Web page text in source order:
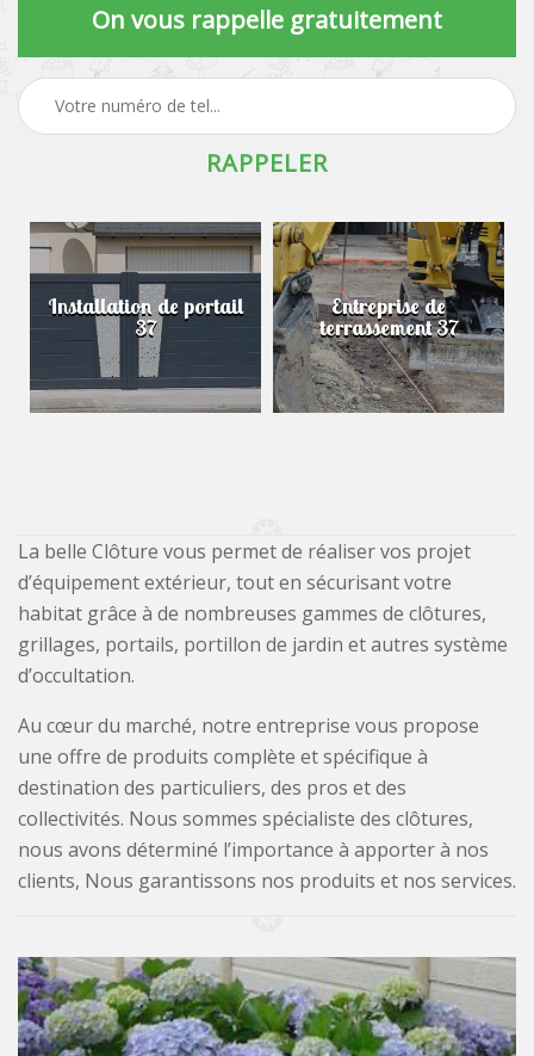
On vous rappelle gratuitement
Installation de portail
37
Entreprise de
terrassement 37
La belle Clôture vous permet de réaliser vos projet
d’équipement extérieur, tout en sécurisant votre
habitat grâce à de nombreuses gammes de clôtures,
grillages, portails, portillon de jardin et autres système
d’occultation.
Au cœur du marché, notre entreprise vous propose
une offre de produits complète et spécifique à
destination des particuliers, des pros et des
collectivités. Nous sommes spécialiste des clôtures,
nous avons déterminé l’importance à apporter à nos
clients, Nous garantissons nos produits et nos services.